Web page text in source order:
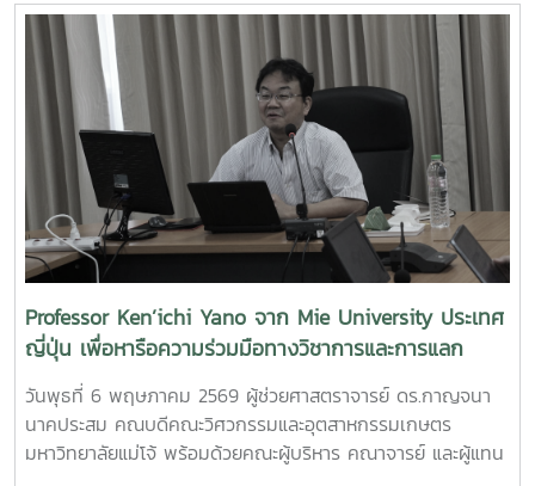
นักศึกษา ที่สามารถต่อยอดองค์ความรู้สู่การสร้างนวัตกรรมและ
การเป็นผู้ประกอบการแห่งอนาคตได้อย่างโดดเด่นCr:อุทยาน
วิทยาศาสตร์เทคโนโลยีเกษตรและอาหาร Maejo Agro Food
Park
(MAP)https://www.facebook.com/share/18ZhSJ8uJx/
หลักสูตรวิศวกรรมศาสตรบัณฑิต สาขาวิศวกรรมอาหารเข้าร่วม
การอบรมเชิงปฏิบัติการ "SIPOC Model กับการบริหารจัดการ
การดำเนินการตามเกณฑ์ EdPEx" ใน วันที่ 12-13 พฤษภาคม
2569 ที่โรงแรมยูนิมมาน โดย ได้รับเกียรติจาก "ผู้ช่วย
ศาสตราจารย์ ดร.สุภัทร พัฒน์วิชัยโชติ" คณะวิศวกรรมศาสตร์
มหาวิทยาลัยเกษตรศาสตร์ เป็นวิทยากรการอบรมครั้งนี้ช่วยส่ง
เสริมให้บุคลากรนำความรู้ที่ได้ ใช้ในการวิเคราะห์ วางระบบและ
เชื่อมโยงกระบวนการ เพื่อมุ่งสู่ความเป็นเลิศขององค์กร
Professor Ken’ichi Yano จาก Mie University ประเทศ
ญี่ปุ่น เพื่อหารือความร่วมมือทางวิชาการและการแลก
เปลี่ยนนักศึกษา
วันพุธที่ 6 พฤษภาคม 2569 ผู้ช่วยศาสตราจารย์ ดร.กาญจนา
นาคประสม คณบดีคณะวิศวกรรมและอุตสาหกรรมเกษตร
มหาวิทยาลัยแม่โจ้ พร้อมด้วยคณะผู้บริหาร คณาจารย์ และผู้แทน